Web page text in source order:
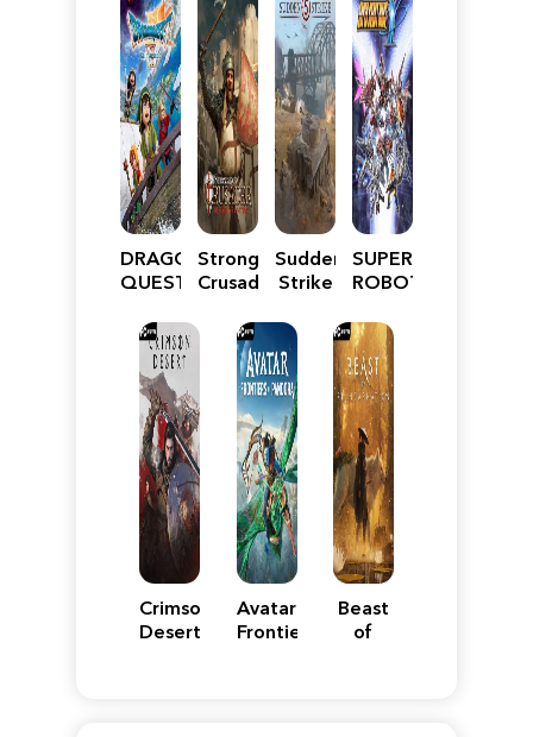
DRAGON
QUEST
Reimagined
Stronghold
Crusader:
Edition
Sudden
Strike
SUPER
ROBOT
Y
Crimson
Desert
Avatar:
Frontiers
Beast
of